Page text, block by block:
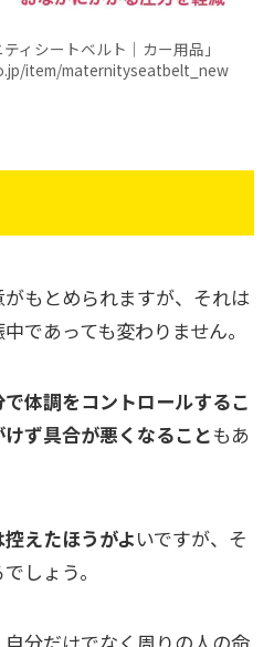
ィシートベルト｜カー用品」
item/maternityseatbelt_new
もとめられますが、それは
であっても変わりません。
体調をコントロールするこ
ず具合が悪くなることもあ
えたほうがよいですが、そ
しょう。